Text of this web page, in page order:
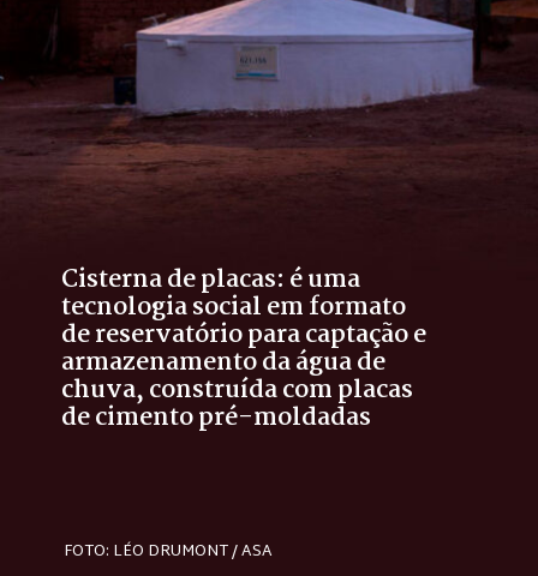
Cisterna de placas: é uma
tecnologia social em formato
de reservatório para captação e
armazenamento da água de
chuva, construída com placas
de cimento pré-moldadas
FOTO: LÉO DRUMONT / ASA